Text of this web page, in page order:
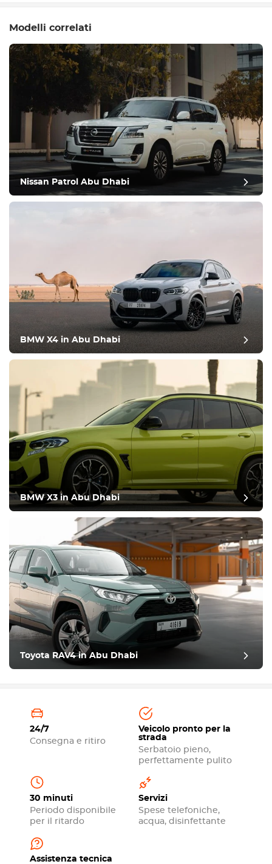
Modelli correlati
Nissan Patrol Abu Dhabi
BMW X4 in Abu Dhabi
BMW X3 in Abu Dhabi
Toyota RAV4 in Abu Dhabi
24/7
Consegna e ritiro
Veicolo pronto per la
strada
Serbatoio pieno,
perfettamente pulito
30 minuti
Periodo disponibile
per il ritardo
Servizi
Spese telefoniche,
acqua, disinfettante
Assistenza tecnica